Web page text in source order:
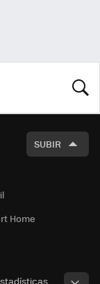
SUBIR
Home